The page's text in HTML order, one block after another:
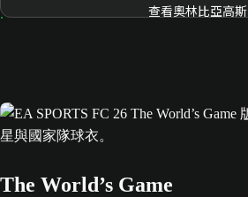
查看奧林比亞高斯
The World’s Game